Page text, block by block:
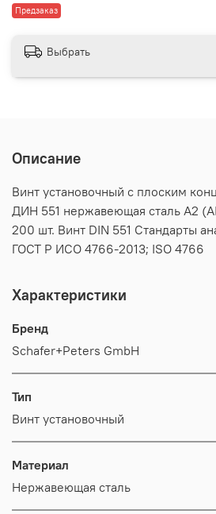
Предзаказ
Выбрать
Описание
Винт установочный с плоским
ДИН 551 нержавеющая сталь А2
200 шт. Винт DIN 551 Стандарты
ГОСТ Р ИСО 4766-2013; ISO 4766
Характеристики
Бренд
Schafer+Peters GmbH
Тип
Винт установочный
Материал
Нержавеющая сталь